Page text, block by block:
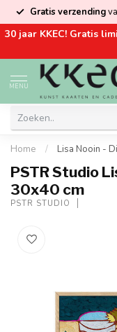
Gratis verzending
30 jaar KKEC! Gratis
MENU
Home / Lisa Nooin -
PSTR Studio
30x40 cm
PSTR STUDIO